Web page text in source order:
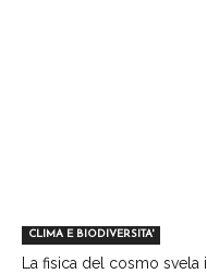
CLIMA E BIODIVERSITA'
La fisica del cosmo svela i